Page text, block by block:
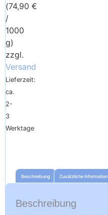
(74,90 €
/
1000
g)
zzgl.
Versand
Lieferzeit:
ca.
2-
3
Werktage
Beschreibung Zusätzliche Information
Beschreibung